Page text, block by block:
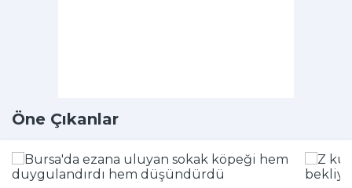
Öne Çıkanlar